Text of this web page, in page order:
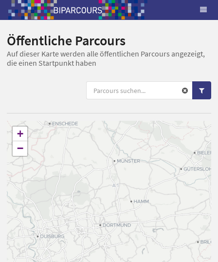
Öffentliche Parcours
Auf dieser Karte werden alle öffentlichen Parcours angezeigt,
die einen Startpunkt haben
+
−